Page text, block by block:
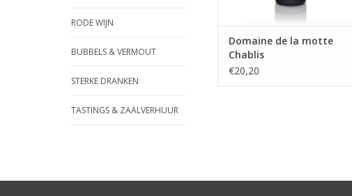
RODE WIJN
BUBBELS & VERMOUT
STERKE DRANKEN
TASTINGS & ZAALVERHUUR
Domaine de la motte
Chablis
€20,20